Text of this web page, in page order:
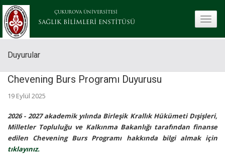
ÇUKUROVA ÜNİVERSİTESİ
SAĞLIK BİLİMLERİ ENSTİTÜSÜ
Duyurular
Chevening Burs Programı Duyurusu
19 Eylül 2025
2026 - 2027 akademik yılında Birleşik Krallık Hükümeti Dışişleri,
Milletler Topluluğu ve Kalkınma Bakanlığı tarafından finanse
edilen Chevening Burs Programı hakkında bilgi almak için
tıklayınız.